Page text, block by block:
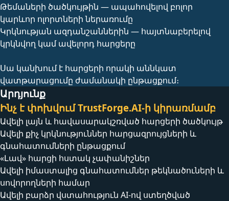
Թեմաների ծածկույթին — ապահովելով բոլոր
կարևոր ոլորտների ներառումը
Կրկնության ազդանշաններին — հայտնաբերելով
կրկնվող կամ ավելորդ հարցերը
Սա կանխում է հարցերի որակի աննկատ
վատթարացումը ժամանակի ընթացքում։
Արդյունք
Ինչ է փոխվում TrustForge.AI-ի կիրառմամբ
Ավելի լայն և հավասարակշռված հարցերի ծածկույթ
Ավելի քիչ կրկնություններ հարցազրույցների և
գնահատումների ընթացքում
«Լավ» հարցի հստակ չափանիշներ
Ավելի իմաստալից գնահատումներ թեկնածուների և
սովորողների համար
Ավելի բարձր վստահություն AI-ով ստեղծված